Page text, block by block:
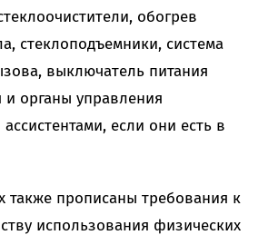
обогрев
стеклоподъемники, система
выключатель питания
и органы управления
если они есть в
также прописаны требования к
использования физических